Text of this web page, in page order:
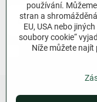
Chci se přihlásit k
používání.
stran a
EU, USA nebo
soubory cookie“
Níže můžete